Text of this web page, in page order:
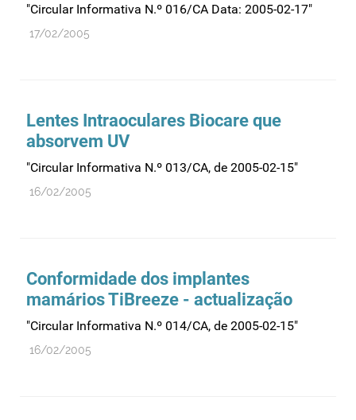
Ensaios clínicos
Fabrico
Farmacovigilância
"Circular Informativa N.º 016/CA Data: 2005-02-17"
17/02/2005
Lentes Intraoculares Biocare que
absorvem UV
"Circular Informativa N.º 013/CA, de 2005-02-15"
16/02/2005
Conformidade dos implantes
mamários TiBreeze - actualização
"Circular Informativa N.º 014/CA, de 2005-02-15"
16/02/2005